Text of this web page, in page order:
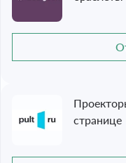
странице